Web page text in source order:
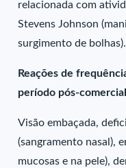
relacionada com
Stevens Johnson
surgimento de bolhas).
Reações de
período pós-
Visão embaçada,
(sangramento nasal),
mucosas e na pele),